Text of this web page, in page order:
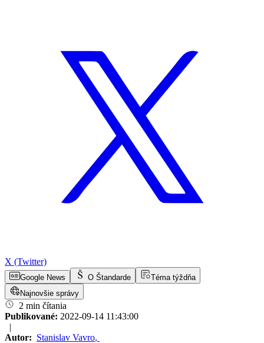
X (Twitter)
Google News O Štandarde
Téma týždňa
Najnovšie správy
2 min čítania
Publikované: 2022-09-14 11:43:00
|
Autor: Stanislav Vavro,